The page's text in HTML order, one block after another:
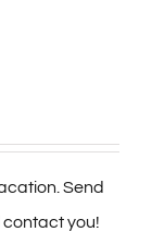
Send
contact you!